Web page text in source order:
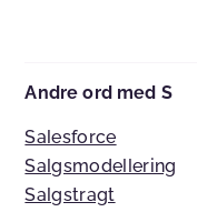
Andre ord med S
Salesforce
Salgsmodellering
Salgstragt